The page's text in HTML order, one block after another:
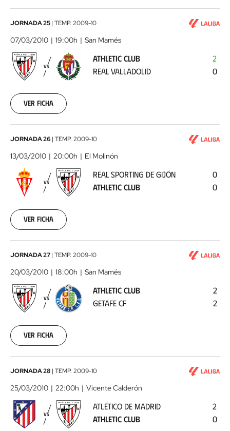
Athletic
Club
-
Real
Valladolid
2010-
07
00:00:00
JORNADA 25| TEMP. 2009-10
07/03/2010 19:00h San Mamés
VS
ATHLETIC CLUB
REAL VALLADOLID
2
0
Ver ficha
Real
Sporting
Gijón
Club2010-
03-
13
00:00:00
JORNADA 26 | TEMP. 2009-10
13/03/2010 20:00h El Molinón
VS
REAL SPORTING DE GIJÓN
ATHLETIC CLUB
0
0
Ver ficha
Athletic
Club
-
Getafe
CF2010-
20
00:00:00
JORNADA 27| TEMP. 2009-10
20/03/2010 18:00h San Mamés
VS
ATHLETIC CLUB
GETAFE CF
2
2
Ver ficha
Atlético
de
Madrid
-
Athletic
JORNADA 28 | TEMP. 2009-10
25/03/2010 22:00h Vicente Calderón
VS
ATLÉTICO DE MADRID
ATHLETIC CLUB
2
0